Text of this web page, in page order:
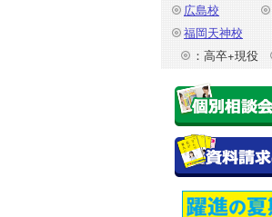
広島校
福岡天神校
：高卒+現役